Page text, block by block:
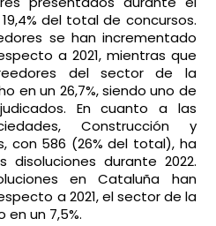
del total de concursos.
se han incrementado
a 2021, mientras que
del sector de la
en un 26,7%, siendo uno de
En cuanto a las
Construcción y
con 586 (26% del total), ha
durante 2022.
en Cataluña han
a 2021, el sector de la
un 7,5%.